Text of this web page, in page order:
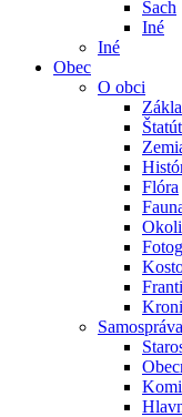
Šach
Iné
Iné
Obec
O obci
Flóra
Samospráva